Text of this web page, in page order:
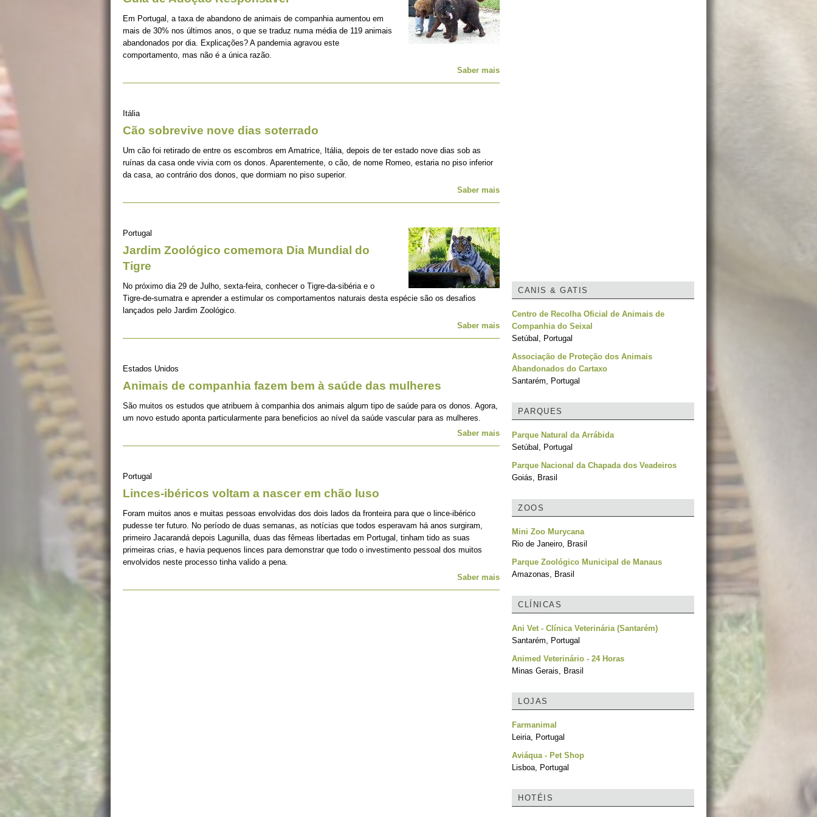
Em Portugal, a taxa de abandono de animais de companhia aumentou em
mais de 30% nos últimos anos, o que se traduz numa média de 119 animais
abandonados por dia. Explicações? A pandemia agravou este
comportamento, mas não é a única razão.
Saber mais
Itália
Cão sobrevive nove dias soterrado
Um cão foi retirado de entre os escombros em Amatrice, Itália, depois de ter estado nove dias sob as
ruínas da casa onde vivia com os donos. Aparentemente, o cão, de nome Romeo, estaria no piso inferior
da casa, ao contrário dos donos, que dormiam no piso superior.
Saber mais
Portugal
Jardim Zoológico comemora Dia Mundial do
Tigre
No próximo dia 29 de Julho, sexta-feira, conhecer o Tigre-da-sibéria e o
Tigre-de-sumatra e aprender a estimular os comportamentos naturais desta espécie são os desafios
lançados pelo Jardim Zoológico.
Saber mais
Estados Unidos
Animais de companhia fazem bem à saúde das mulheres
São muitos os estudos que atribuem à companhia dos animais algum tipo de saúde para os donos. Agora,
um novo estudo aponta particularmente para beneficios ao nível da saúde vascular para as mulheres.
Saber mais
Portugal
Linces-ibéricos voltam a nascer em chão luso
Foram muitos anos e muitas pessoas envolvidas dos dois lados da fronteira para que o lince-ibérico
pudesse ter futuro. No período de duas semanas, as notícias que todos esperavam há anos surgiram,
primeiro Jacarandá depois Lagunilla, duas das fêmeas libertadas em Portugal, tinham tido as suas
primeiras crias, e havia pequenos linces para demonstrar que todo o investimento pessoal dos muitos
envolvidos neste processo tinha valido a pena.
Saber mais
CANIS & GATIS
Centro de Recolha Oficial de Animais de
Companhia do Seixal
Setúbal, Portugal
Associação de Proteção dos Animais
Abandonados do Cartaxo
Santarém, Portugal
PARQUES
Parque Natural da Arrábida
Setúbal, Portugal
Parque Nacional da Chapada dos Veadeiros
Goiás, Brasil
ZOOS
Mini Zoo Murycana
Rio de Janeiro, Brasil
Parque Zoológico Municipal de Manaus
Amazonas, Brasil
CLÍNICAS
Ani Vet - Clínica Veterinária (Santarém)
Santarém, Portugal
Animed Veterinário - 24 Horas
Minas Gerais, Brasil
LOJAS
Farmanimal
Leiria, Portugal
Aviáqua - Pet Shop
Lisboa, Portugal
HOTÉIS